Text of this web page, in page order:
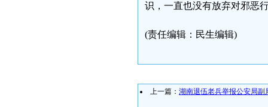
识，一直也没有放弃对邪恶
(责任编辑：民生编辑)
上一篇： 湖南退伍老兵举报公安局副